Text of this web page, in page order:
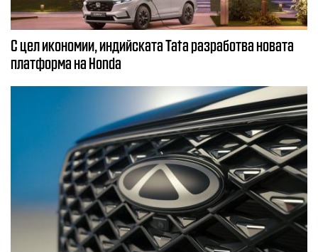
С цел икономии, индийската Tata разработва новата
платформа на Honda